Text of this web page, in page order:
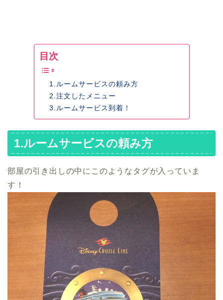
目次
1.ルームサービスの頼み方
2.注文したメニュー
3.ルームサービス到着！
1.ルームサービスの頼み方
部屋の引き出しの中にこのようなタグが入っていま
す！